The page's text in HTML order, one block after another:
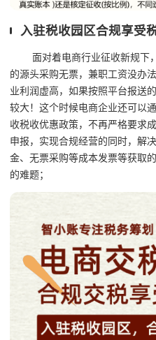
入驻税收园区合规享受
面对着电商行业征收新规下，
的源头采购无票，兼职工资没办
业利润虚高，如果按照平台报送
较大！这个时候电商企业还可以
收税收优惠政策，不再严格要求
申报，实现合规经营的同时，解
金、无票采购等成本发票等获取
的难题；